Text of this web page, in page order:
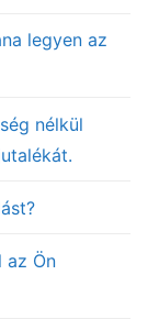
legyen az
nélkül
az Ön